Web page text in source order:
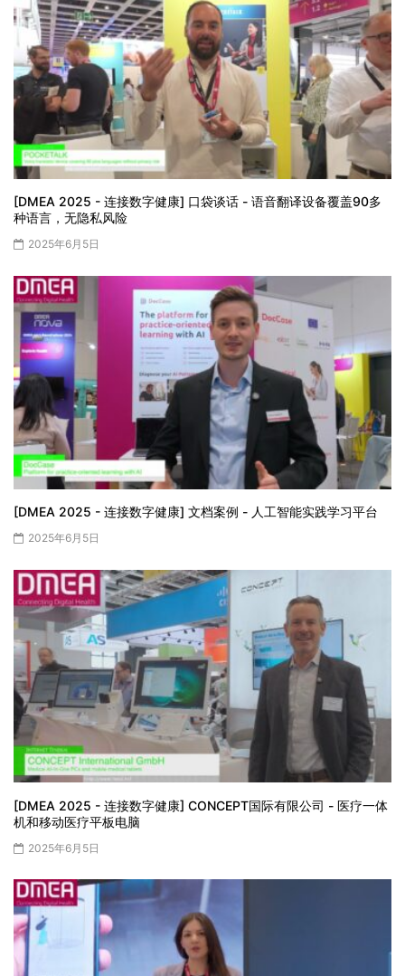
[DMEA 2025 - 连接数字健康] 口袋谈话 - 语音翻译设备覆盖90多
种语言，无隐私风险
2025年6月5日
[DMEA 2025 - 连接数字健康] 文档案例 - 人工智能实践学习平台
2025年6月5日
[DMEA 2025 - 连接数字健康] CONCEPT国际有限公司 - 医疗一体
机和移动医疗平板电脑
2025年6月5日